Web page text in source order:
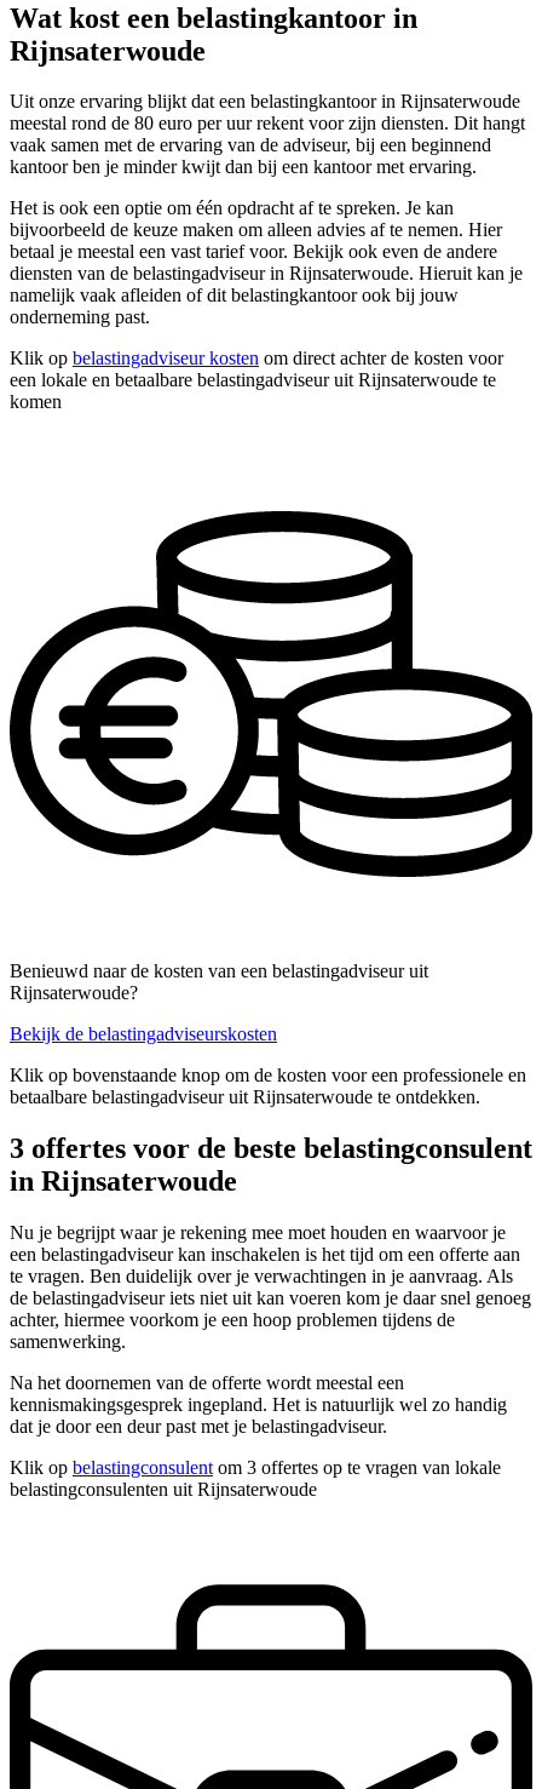
Wat kost een belastingkantoor in
Rijnsaterwoude
Uit onze ervaring blijkt dat een belastingkantoor in Rijnsaterwoude
meestal rond de 80 euro per uur rekent voor zijn diensten. Dit hangt
vaak samen met de ervaring van de adviseur, bij een beginnend
kantoor ben je minder kwijt dan bij een kantoor met ervaring.
Het is ook een optie om één opdracht af te spreken. Je kan
bijvoorbeeld de keuze maken om alleen advies af te nemen. Hier
betaal je meestal een vast tarief voor. Bekijk ook even de andere
diensten van de belastingadviseur in Rijnsaterwoude. Hieruit kan je
namelijk vaak afleiden of dit belastingkantoor ook bij jouw
onderneming past.
Klik op belastingadviseur kosten om direct achter de kosten voor
een lokale en betaalbare belastingadviseur uit Rijnsaterwoude te
komen
Benieuwd naar de kosten van een belastingadviseur uit
Rijnsaterwoude?
Bekijk de belastingadviseurskosten
Klik op bovenstaande knop om de kosten voor een professionele en
betaalbare belastingadviseur uit Rijnsaterwoude te ontdekken.
3 offertes voor de beste belastingconsulent
in Rijnsaterwoude
Nu je begrijpt waar je rekening mee moet houden en waarvoor je
een belastingadviseur kan inschakelen is het tijd om een offerte aan
te vragen. Ben duidelijk over je verwachtingen in je aanvraag. Als
de belastingadviseur iets niet uit kan voeren kom je daar snel genoeg
achter, hiermee voorkom je een hoop problemen tijdens de
samenwerking.
Na het doornemen van de offerte wordt meestal een
kennismakingsgesprek ingepland. Het is natuurlijk wel zo handig
dat je door een deur past met je belastingadviseur.
Klik op belastingconsulent om 3 offertes op te vragen van lokale
belastingconsulenten uit Rijnsaterwoude